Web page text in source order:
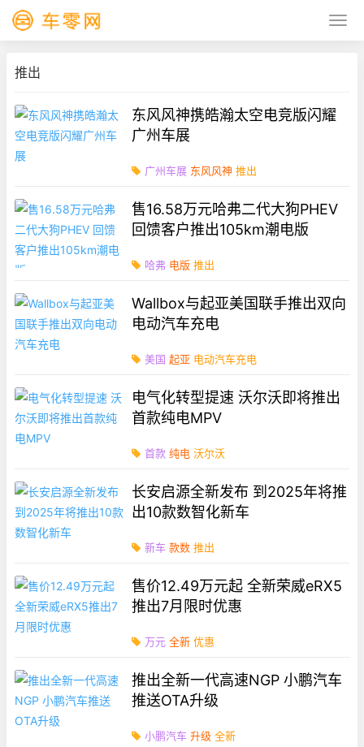
推出
东风风神携皓瀚太空电竞版闪耀
广州车展
广州车展 东风风神 推出
售16.58万元哈弗二代大狗PHEV
回馈客户推出105km潮电版
哈弗 电版 推出
Wallbox与起亚美国联手推出双向
电动汽车充电
美国 起亚 电动汽车充电
电气化转型提速 沃尔沃即将推出
首款纯电MPV
首款 纯电 沃尔沃
长安启源全新发布 到2025年将推
出10款数智化新车
新车 款数 推出
售价12.49万元起 全新荣威eRX5
推出7月限时优惠
万元 全新 优惠
推出全新一代高速NGP 小鹏汽车
推送OTA升级
小鹏汽车 升级 全新